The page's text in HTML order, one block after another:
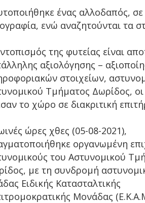
ένας αλλοδαπός,
ενώ αναζητούνται τα
της φυτείας είναι
αξιολόγησης –
στοιχείων,
Τμήματος Δωρίδος, οι
το χώρο σε διακριτική
ώρες χθες (05-08-2021),
οργανωμένη
του Αστυνομικού
με τη συνδρομή
Ειδικής Κατασταλτικής
Μονάδας